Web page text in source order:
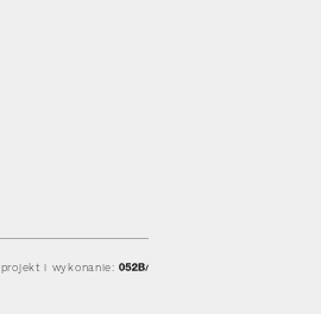
projekt i wykonanie: